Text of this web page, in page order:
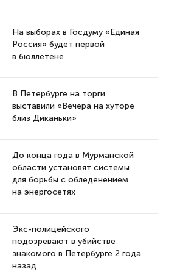
На выборах в Госдуму «Единая
Россия» будет первой
в бюллетене
В Петербурге на торги
выставили «Вечера на хуторе
близ Диканьки»
До конца года в Мурманской
области установят системы
для борьбы с обледенением
на энергосетях
Экс-полицейского
подозревают в убийстве
знакомого в Петербурге 2 года
назад